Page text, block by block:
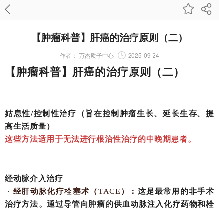
【肿瘤科普】肝癌的治疗原则（二）
作者： 万杰质子中心 2025-09-24
【肿瘤科普】肝癌的治疗原则（二）
姑息性/控制性治疗（旨在控制肿瘤生长、延长生存、提
高生活质量）
这些方法适用于无法进行根治性治疗的中晚期患者。
经动脉介入治疗
· 经肝动脉化疗栓塞术（TACE ）： 这是最常用的非手术
治疗方法。通过导管向肿瘤的供血动脉注入化疗药物和栓